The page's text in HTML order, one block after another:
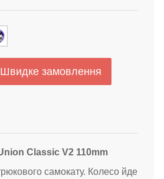
Швидке замовлення
Classic V2 110mm
самокату. Колесо йде